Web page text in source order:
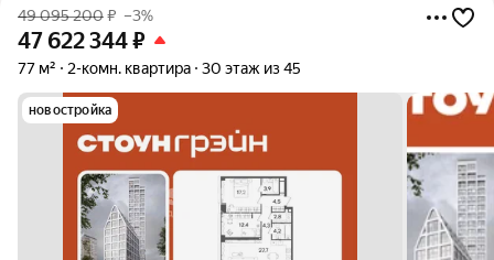
49 095 200₽ –3%
47 622 344₽
77 м² 2-комн. квартира 30 этаж из 45
новостройка